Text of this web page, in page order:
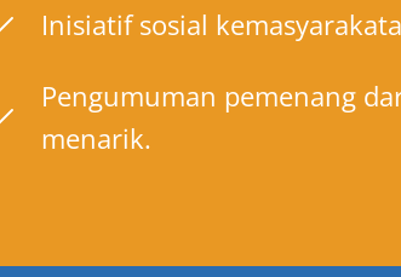
Inisiatif sosial
Pengumuman pemenang
menarik.